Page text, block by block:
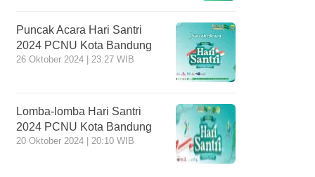
Puncak Acara Hari Santri
2024 PCNU Kota Bandung
26 Oktober 2024 | 23:27 WIB
Lomba-lomba Hari Santri
2024 PCNU Kota Bandung
20 Oktober 2024 | 20:10 WIB